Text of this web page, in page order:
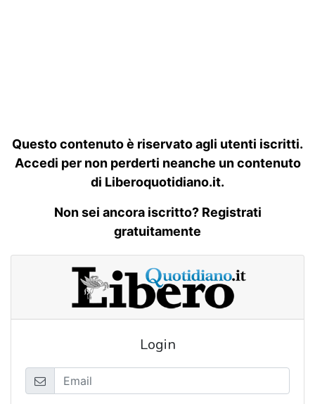
Questo contenuto è riservato agli utenti iscritti.
Accedi per non perderti neanche un contenuto
di Liberoquotidiano.it.
Non sei ancora iscritto? Registrati
gratuitamente
Login